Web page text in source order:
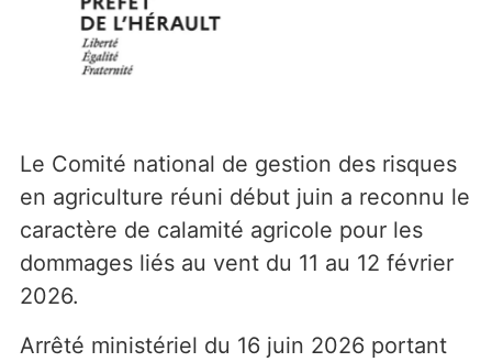
Le Comité national de gestion des risques
en agriculture réuni début juin a reconnu le
caractère de calamité agricole pour les
dommages liés au vent du 11 au 12 février
2026.
Arrêté ministériel du 16 juin 2026 portant